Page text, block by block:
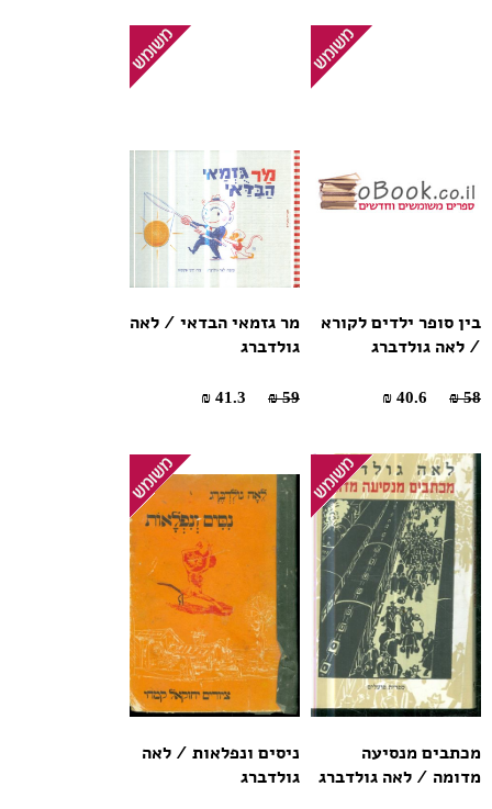
בין סופר ילדים לקורא
/ לאה גולדברג
58 ₪
מר גזמאי הבדאי / לאה
גולדברג
59 ₪
מכתבים מנסיעה
מדומה / לאה גולדברג
ניסים ונפלאות / לאה
גולדברג